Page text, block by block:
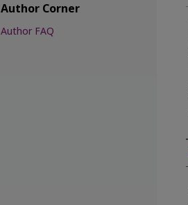
Author Corner
Author FAQ